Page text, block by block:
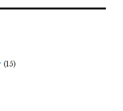
(15)